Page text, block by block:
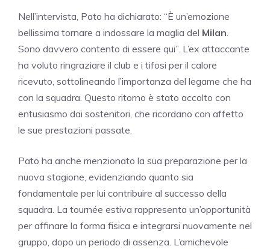
Nell’intervista, Pato ha dichiarato: “È un’emozione
bellissima tornare a indossare la maglia del Milan.
Sono davvero contento di essere qui”. L’ex attaccante
ha voluto ringraziare il club e i tifosi per il calore
ricevuto, sottolineando l’importanza del legame che ha
con la squadra. Questo ritorno è stato accolto con
entusiasmo dai sostenitori, che ricordano con affetto
le sue prestazioni passate.
Pato ha anche menzionato la sua preparazione per la
nuova stagione, evidenziando quanto sia
fondamentale per lui contribuire al successo della
squadra. La tournée estiva rappresenta un’opportunità
per affinare la forma fisica e integrarsi nuovamente nel
gruppo, dopo un periodo di assenza. L’amichevole